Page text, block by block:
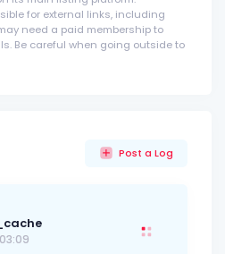
for external links, including
need a paid membership to
Be careful when going outside to
Post a Log